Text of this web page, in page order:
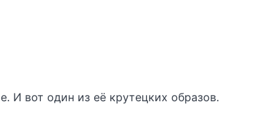
И вот один из её крутецких образов.